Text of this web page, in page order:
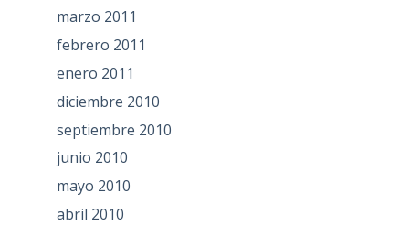
marzo 2011
febrero 2011
enero 2011
diciembre 2010
septiembre 2010
junio 2010
mayo 2010
abril 2010